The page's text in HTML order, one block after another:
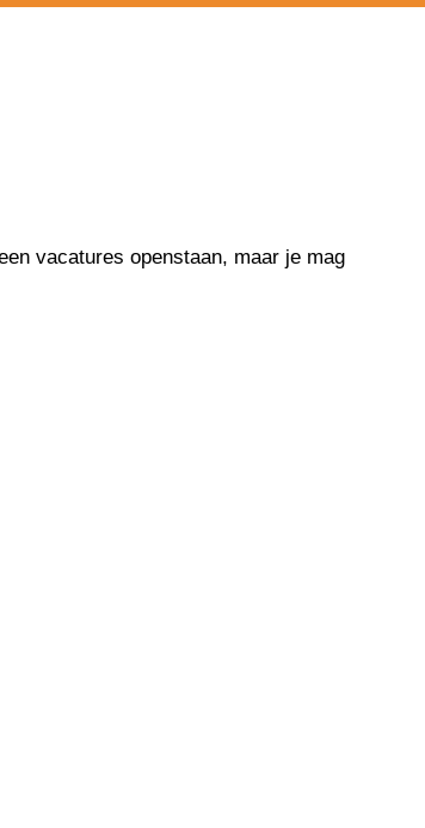
vacatures openstaan, maar je mag